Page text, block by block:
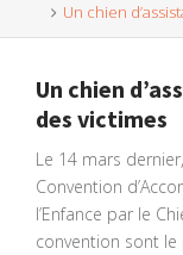
Un chien
Un chien
des victimes
Le 14 mars
Convention
l’Enfance par le
convention sont